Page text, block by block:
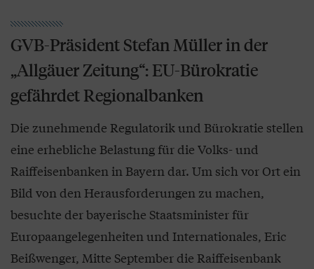
GVB-Präsident Stefan Müller in der
„Allgäuer Zeitung“: EU-Bürokratie
gefährdet Regionalbanken
Die zunehmende Regulatorik und Bürokratie stellen
eine erhebliche Belastung für die Volks- und
Raiffeisenbanken in Bayern dar. Um sich vor Ort ein
Bild von den Herausforderungen zu machen,
besuchte der bayerische Staatsminister für
Europaangelegenheiten und Internationales, Eric
Beißwenger, Mitte September die Raiffeisenbank